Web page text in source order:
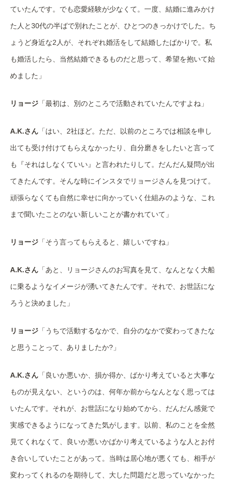
ていたんです。でも恋愛経験が少なくて。一度、結婚に進みかけ
た人と30代の半ばで別れたことが、ひとつのきっかけでした。ち
ょうど身近な2人が、それぞれ婚活をして結婚したばかりで。私
も婚活したら、当然結婚できるものだと思って、希望を抱いて始
めました」
リョージ 「最初は、別のところで活動されていたんですよね」
A.K.さん 「はい、2社ほど。ただ、以前のところでは相談を申し
出ても受け付けてもらえなかったり、自分磨きをしたいと言って
も『それはしなくていい』と言われたりして。だんだん疑問が出
てきたんです。そんな時にインスタでリョージさんを見つけて。
頑張らなくても自然に幸せに向かっていく仕組みのような、これ
まで聞いたことのない新しいことが書かれていて」
リョージ 「そう言ってもらえると、嬉しいですね」
A.K.さん 「あと、リョージさんのお写真を見て、なんとなく大船
に乗るようなイメージが湧いてきたんです。それで、お世話にな
ろうと決めました」
リョージ 「うちで活動するなかで、自分のなかで変わってきたな
と思うことって、ありましたか?」
A.K.さん 「良いか悪いか、損か得か、ばかり考えていると大事な
ものが見えない、というのは、何年か前からなんとなく思っては
いたんです。それが、お世話になり始めてから、だんだん感覚で
実感できるようになってきた気がします。以前、私のことを全然
見てくれなくて、良いか悪いかばかり考えているような人とお付
き合いしていたことがあって。当時は居心地が悪くても、相手が
変わってくれるのを期待して、大した問題だと思っていなかった